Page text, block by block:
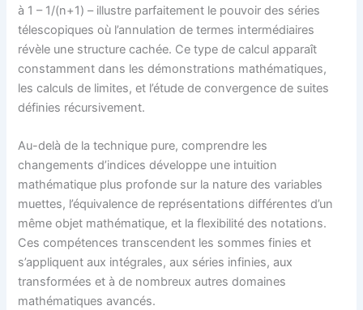
à 1 – 1/(n+1) – illustre parfaitement le pouvoir des séries
télescopiques où l’annulation de termes intermédiaires
révèle une structure cachée. Ce type de calcul apparaît
constamment dans les démonstrations mathématiques,
les calculs de limites, et l’étude de convergence de suites
définies récursivement.
Au-delà de la technique pure, comprendre les
changements d’indices développe une intuition
mathématique plus profonde sur la nature des variables
muettes, l’équivalence de représentations différentes d’un
même objet mathématique, et la flexibilité des notations.
Ces compétences transcendent les sommes finies et
s’appliquent aux intégrales, aux séries infinies, aux
transformées et à de nombreux autres domaines
mathématiques avancés.